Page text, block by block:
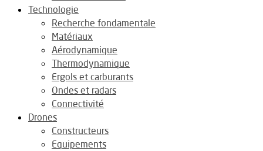
Technologie
Recherche fondamentale
Matériaux
Aérodynamique
Thermodynamique
Ergols et carburants
Ondes et radars
Connectivité
Drones
Constructeurs
Equipements